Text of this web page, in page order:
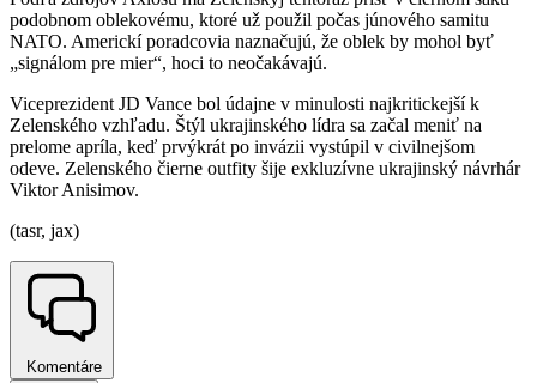
podobnom oblekovému, ktoré už použil počas júnového samitu
NATO. Americkí poradcovia naznačujú, že oblek by mohol byť
„signálom pre mier“, hoci to neočakávajú.
Viceprezident JD Vance bol údajne v minulosti najkritickejší k
Zelenského vzhľadu. Štýl ukrajinského lídra sa začal meniť na
prelome apríla, keď prvýkrát po invázii vystúpil v civilnejšom
odeve. Zelenského čierne outfity šije exkluzívne ukrajinský návrhár
Viktor Anisimov.
(tasr, jax)
Komentáre